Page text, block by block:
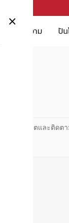
บทความ ปั
ชัน อัปเดตและติดต